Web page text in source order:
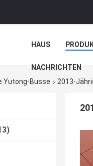
HAUS
NACHRICHTEN
Yutong-Busse 2013-